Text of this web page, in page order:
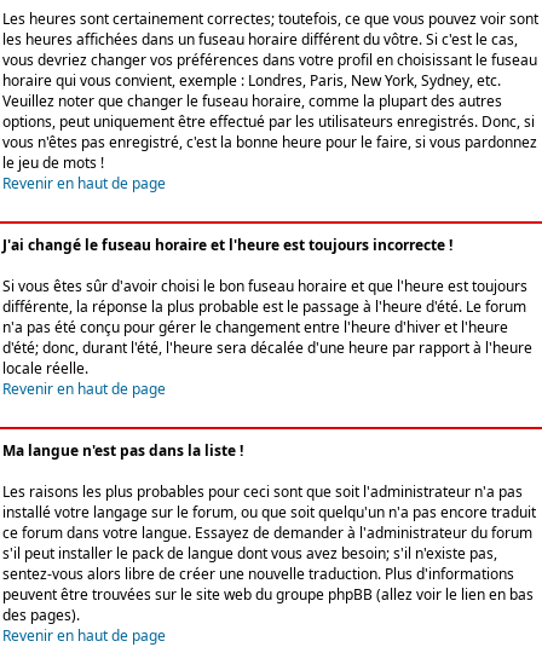
Les heures sont certainement correctes; toutefois, ce que vous pouvez voir sont
les heures affichées dans un fuseau horaire différent du vôtre. Si c'est le cas,
vous devriez changer vos préférences dans votre profil en choisissant le fuseau
horaire qui vous convient, exemple : Londres, Paris, New York, Sydney, etc.
Veuillez noter que changer le fuseau horaire, comme la plupart des autres
options, peut uniquement être effectué par les utilisateurs enregistrés. Donc, si
vous n'êtes pas enregistré, c'est la bonne heure pour le faire, si vous pardonnez
le jeu de mots !
Revenir en haut de page
J'ai changé le fuseau horaire et l'heure est toujours incorrecte !
Si vous êtes sûr d'avoir choisi le bon fuseau horaire et que l'heure est toujours
différente, la réponse la plus probable est le passage à l'heure d'été. Le forum
n'a pas été conçu pour gérer le changement entre l'heure d'hiver et l'heure
d'été; donc, durant l'été, l'heure sera décalée d'une heure par rapport à l'heure
locale réelle.
Revenir en haut de page
Ma langue n'est pas dans la liste !
Les raisons les plus probables pour ceci sont que soit l'administrateur n'a pas
installé votre langage sur le forum, ou que soit quelqu'un n'a pas encore traduit
ce forum dans votre langue. Essayez de demander à l'administrateur du forum
s'il peut installer le pack de langue dont vous avez besoin; s'il n'existe pas,
sentez-vous alors libre de créer une nouvelle traduction. Plus d'informations
peuvent être trouvées sur le site web du groupe phpBB (allez voir le lien en bas
des pages).
Revenir en haut de page